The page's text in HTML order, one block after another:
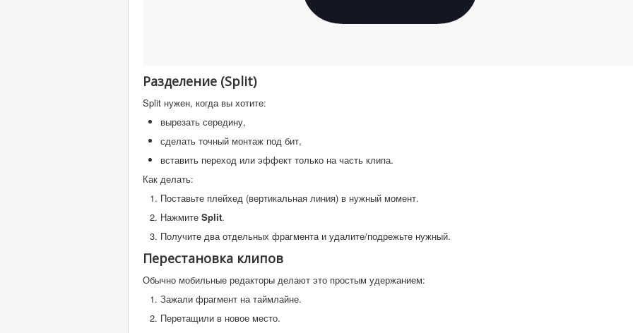
Разделение (Split)
Split нужен, когда вы хотите:
вырезать середину,
сделать точный монтаж под бит,
вставить переход или эффект только на часть клипа.
Как делать:
Поставьте плейхед (вертикальная линия) в нужный момент.
Нажмите Split.
Получите два отдельных фрагмента и удалите/подрежьте нужный.
Перестановка клипов
Обычно мобильные редакторы делают это простым удержанием:
Зажали фрагмент на таймлайне.
Перетащили в новое место.